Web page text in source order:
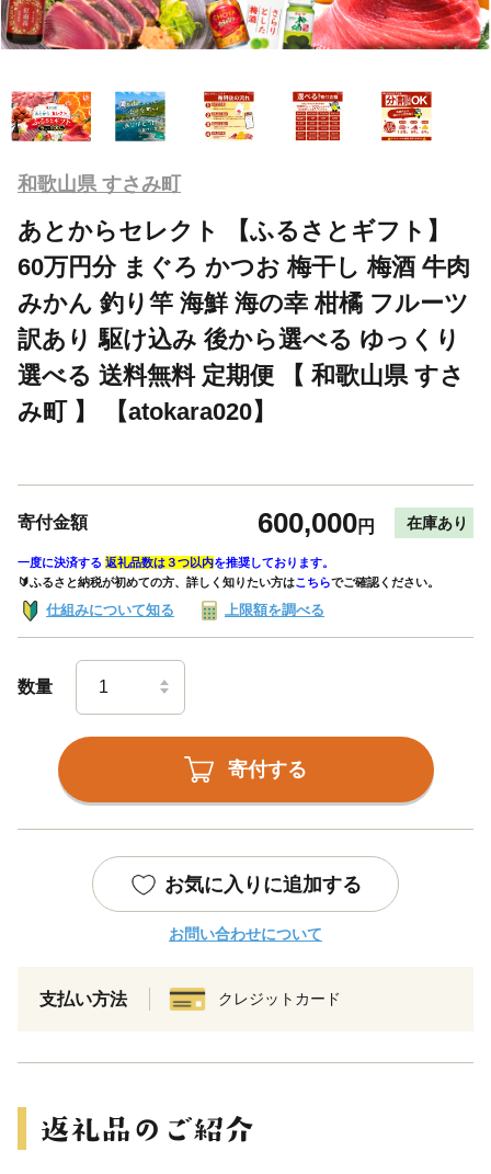
和歌山県 すさみ町
あとからセレクト 【ふるさとギフト】
60万円分 まぐろ かつお 梅干し 梅酒 牛肉
みかん 釣り竿 海鮮 海の幸 柑橘 フルーツ
訳あり 駆け込み 後から選べる ゆっくり
選べる 送料無料 定期便 【 和歌山県 すさ
み町 】 【atokara020】
寄付金額 600,000円 在庫あり
一度に決済する 返礼品数は３つ以内を推奨しております。
🔰ふるさと納税が初めての方、詳しく知りたい方はこちらでご確認ください。
仕組みについて知る 上限額を調べる
数量
寄付する
お気に入りに追加する
お問い合わせについて
支払い方法 クレジットカード